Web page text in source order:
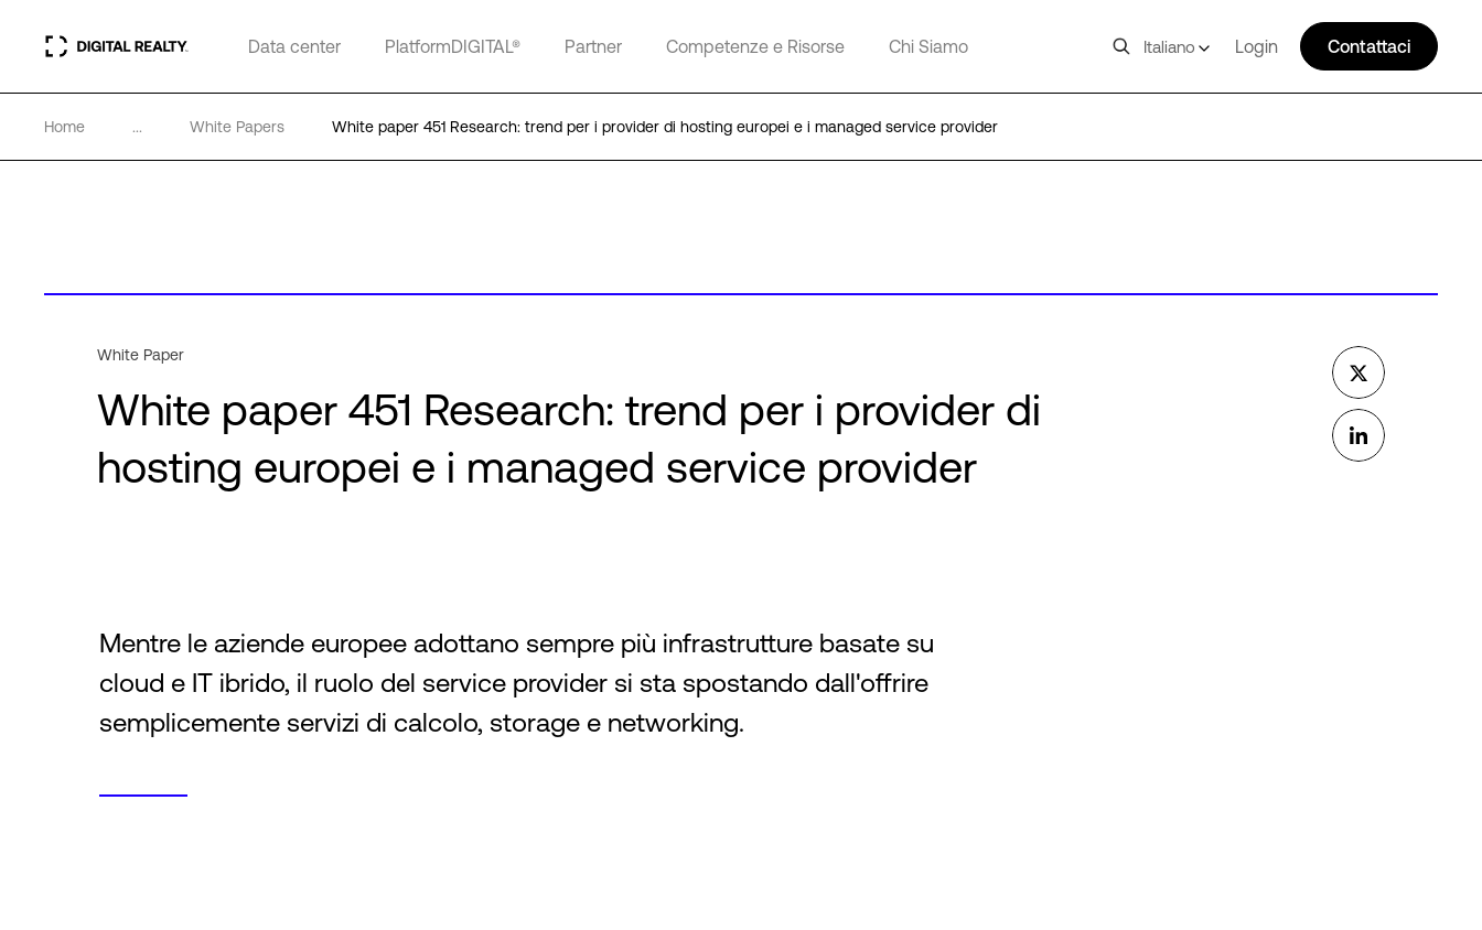
Data center PlatformDIGITAL® Partner Competenze e Risorse Chi Siamo Italiano Login Contattaci
Home ... White Papers White paper 451 Research: trend per i provider di hosting europei e i managed service provider
White Paper
White paper 451 Research: trend per i provider di
hosting europei e i managed service provider
Mentre le aziende europee adottano sempre più infrastrutture basate su
cloud e IT ibrido, il ruolo del service provider si sta spostando dall'offrire
semplicemente servizi di calcolo, storage e networking.